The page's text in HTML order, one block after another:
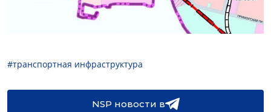
#транспортная инфраструктура
NSP новости в